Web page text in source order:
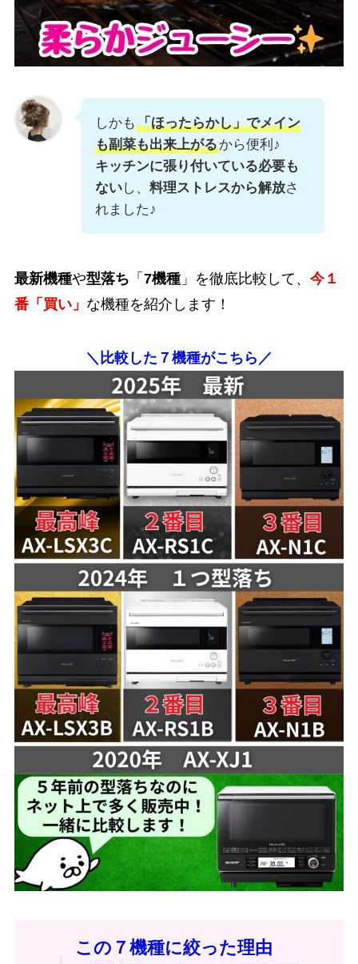
しかも 「ほったらかし」でメイン
も副菜も出来上がるから便利♪
キッチンに張り付いている必要も
ないし、 料理ストレスから解放さ
れました♪
最新機種や型落ち 「 7機種」を徹底比較して、 今１
番「買い」 な機種を紹介します！
＼比較した７機種がこちら／
この７機種に絞った理由